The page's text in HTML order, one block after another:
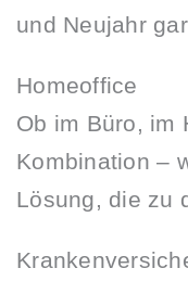
und Neujahr
Homeoffice
Ob im Büro, im
Kombination –
Lösung, die zu